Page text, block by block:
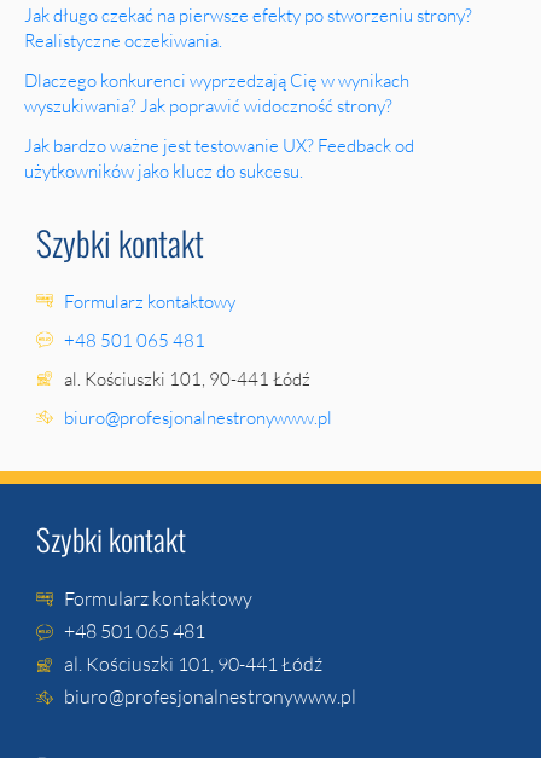
Jak długo czekać na pierwsze efekty po stworzeniu strony?
Realistyczne oczekiwania.
Dlaczego konkurenci wyprzedzają Cię w wynikach
wyszukiwania? Jak poprawić widoczność strony?
Jak bardzo ważne jest testowanie UX? Feedback od
użytkowników jako klucz do sukcesu.
Szybki kontakt
Formularz kontaktowy
+48 501 065 481
al. Kościuszki 101, 90-441 Łódź
biuro@profesjonalnestronywww.pl
Szybki kontakt
Formularz kontaktowy
+48 501 065 481
al. Kościuszki 101, 90-441 Łódź
biuro@profesjonalnestronywww.pl